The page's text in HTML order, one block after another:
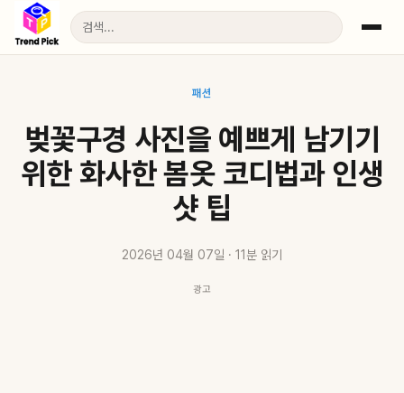
패션
벚꽃구경 사진을 예쁘게 남기기
위한 화사한 봄옷 코디법과 인생
샷 팁
2026년 04월 07일 · 11분 읽기
광고